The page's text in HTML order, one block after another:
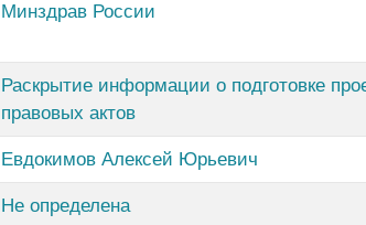
Минздрав России
Раскрытие информации о подготовке
правовых актов
Евдокимов Алексей Юрьевич
Не определена